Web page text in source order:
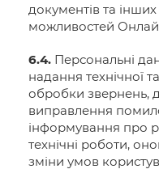
документів та
можливостей
6.4. Персональні
надання технічної
обробки звернень,
виправлення
інформування про
технічні роботи,
зміни умов